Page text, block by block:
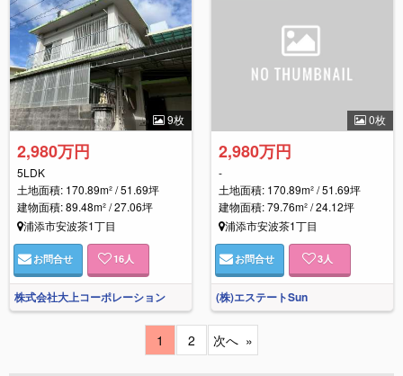
9枚
2,980万円
5LDK
土地面積: 170.89m² / 51.69坪
建物面積: 89.48m² / 27.06坪
浦添市安波茶1丁目
お問合せ 16人
株式会社大上コーポレーション
0枚
2,980万円
-
土地面積: 170.89m² / 51.69坪
建物面積: 79.76m² / 24.12坪
浦添市安波茶1丁目
お問合せ 3人
(株)エステートSun
1 2 次へ